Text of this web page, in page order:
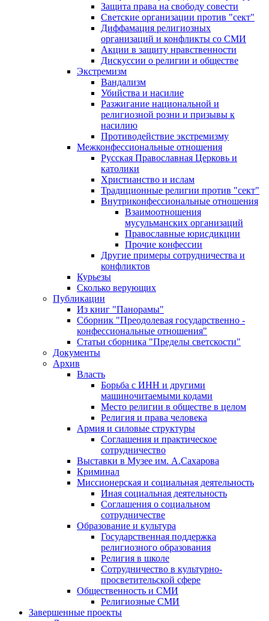
Защита права на свободу совести
Светские организации против "сект"
Диффамация религиозных
организаций и конфликты со СМИ
Акции в защиту нравственности
Дискуссии о религии и обществе
Экстремизм
Вандализм
Убийства и насилие
Разжигание национальной и
религиозной розни и призывы к
насилию
Противодействие экстремизму
Межконфессиональные отношения
Русская Православная Церковь и
католики
Христианство и ислам
Традиционные религии против "сект"
Внутриконфессиональные отношения
Взаимоотношения
мусульманских организаций
Православные юрисдикции
Прочие конфессии
Другие примеры сотрудничества и
конфликтов
Курьезы
Сколько верующих
Публикации
Из книг "Панорамы"
Сборник "Преодолевая государственно -
конфессиональные отношения"
Статьи сборника "Пределы светскости"
Документы
Архив
Власть
Борьба с ИНН и другими
машиночитаемыми кодами
Место религии в обществе в целом
Религия и права человека
Армия и силовые структуры
Соглашения и практическое
сотрудничество
Выставки в Музее им. А.Сахарова
Криминал
Миссионерская и социальная деятельность
Иная социальная деятельность
Соглашения о социальном
сотрудничестве
Образование и культура
Государственная поддержка
религиозного образования
Религия в школе
Сотрудничество в культурно-
просветительской сфере
Общественность и СМИ
Религиозные СМИ
Завершенные проекты